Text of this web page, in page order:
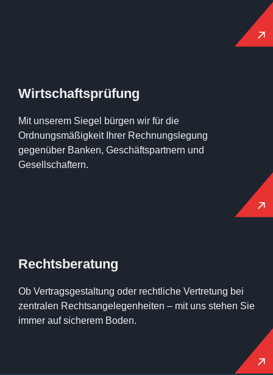
Wirtschaftsprüfung
Mit unserem Siegel bürgen wir für die
Ordnungsmäßigkeit Ihrer Rechnungslegung
gegenüber Banken, Geschäftspartnern und
Gesellschaftern.
Rechtsberatung
Ob Vertragsgestaltung oder rechtliche Vertretung bei
zentralen Rechtsangelegenheiten – mit uns stehen Sie
immer auf sicherem Boden.